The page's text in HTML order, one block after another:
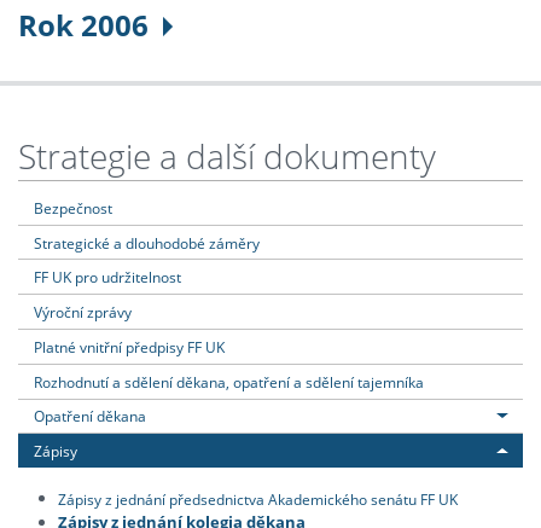
Rok 2006
Strategie a další dokumenty
Bezpečnost
Strategické a dlouhodobé záměry
FF UK pro udržitelnost
Výroční zprávy
Platné vnitřní předpisy FF UK
Rozhodnutí a sdělení děkana, opatření a sdělení tajemníka
Opatření děkana
Zápisy
Zápisy z jednání předsednictva Akademického senátu FF UK
Zápisy z jednání kolegia děkana